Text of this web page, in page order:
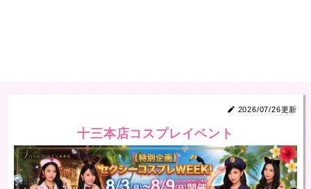
2026/07/26更新
十三本店コスプレイベント